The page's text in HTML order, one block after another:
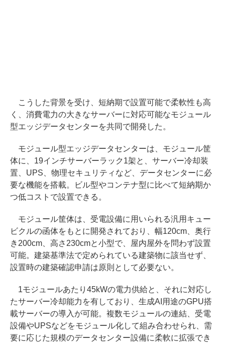
こうした背景を受け、短納期で設置可能で柔軟性も高
く、消費電力の大きなサーバーに対応可能なモジュール
型エッジデータセンターを共同で開発した。
モジュール型エッジデータセンターは、モジュール筐
体に、19インチサーバーラック1架と、サーバー冷却装
置、UPS、物理セキュリティなど、データセンターに必
要な機能を搭載。ビル型やコンテナ型に比べて短納期か
つ低コストで設置できる。
モジュール筐体は、受電設備に用いられる汎用キュー
ビクルの函体をもとに開発されており、幅120cm、奥行
き200cm、高さ230cmと小型で、屋内屋外を問わず設置
可能。建築基準法で定められている建築物に該当せず、
設置時の建築確認申請は原則として必要ない。
1モジュールあたり45kWの電力供給と、それに対応し
たサーバー冷却能力を有しており、生成AI用途のGPU搭
載サーバーの導入が可能。複数モジュールの連結、受電
設備やUPSなどをモジュール化して組み合わせられ、需
要に応じた規模のデータセンター設備に柔軟に拡張でき